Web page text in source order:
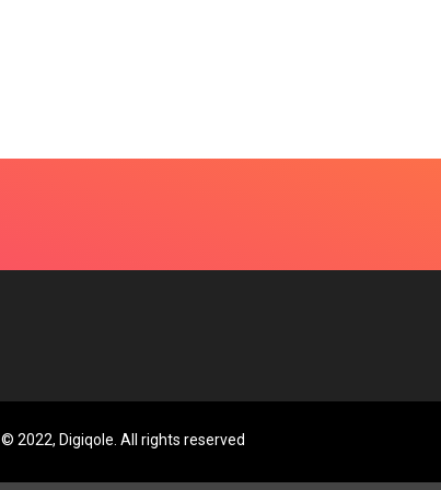
© 2022, Digiqole. All rights reserved